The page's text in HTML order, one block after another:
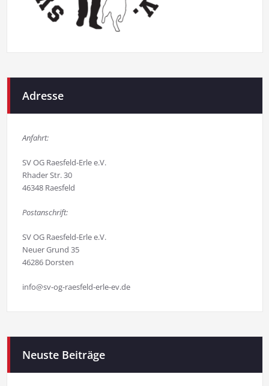
Adresse
Anfahrt:
SV OG Raesfeld-Erle e.V.
Rhader Str. 30
46348 Raesfeld
Postanschrift:
SV OG Raesfeld-Erle e.V.
Neuer Grund 35
46286 Dorsten
info@sv-og-raesfeld-erle-ev.de
Neuste Beiträge